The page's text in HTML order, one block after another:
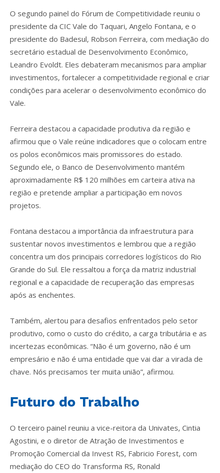
O segundo painel do Fórum de Competitividade reuniu o
presidente da CIC Vale do Taquari, Angelo Fontana, e o
presidente do Badesul, Robson Ferreira, com mediação do
secretário estadual de Desenvolvimento Econômico,
Leandro Evoldt. Eles debateram mecanismos para ampliar
investimentos, fortalecer a competitividade regional e criar
condições para acelerar o desenvolvimento econômico do
Vale.
Ferreira destacou a capacidade produtiva da região e
afirmou que o Vale reúne indicadores que o colocam entre
os polos econômicos mais promissores do estado.
Segundo ele, o Banco de Desenvolvimento mantém
aproximadamente R$ 120 milhões em carteira ativa na
região e pretende ampliar a participação em novos
projetos.
Fontana destacou a importância da infraestrutura para
sustentar novos investimentos e lembrou que a região
concentra um dos principais corredores logísticos do Rio
Grande do Sul. Ele ressaltou a força da matriz industrial
regional e a capacidade de recuperação das empresas
após as enchentes.
Também, alertou para desafios enfrentados pelo setor
produtivo, como o custo do crédito, a carga tributária e as
incertezas econômicas. “Não é um governo, não é um
empresário e não é uma entidade que vai dar a virada de
chave. Nós precisamos ter muita união”, afirmou.
Futuro do Trabalho
O terceiro painel reuniu a vice-reitora da Univates, Cintia
Agostini, e o diretor de Atração de Investimentos e
Promoção Comercial da Invest RS, Fabricio Forest, com
mediação do CEO do Transforma RS, Ronald